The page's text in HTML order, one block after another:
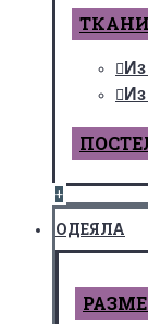
ТКАНИ
+
ОДЕЯЛА